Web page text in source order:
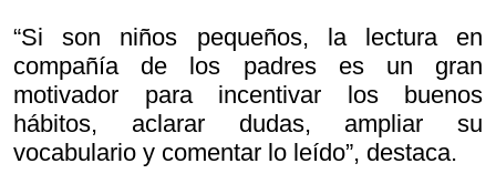
“Si son niños pequeños, la lectura en
compañía de los padres es un gran
motivador para incentivar los buenos
hábitos, aclarar dudas, ampliar su
vocabulario y comentar lo leído”, destaca.